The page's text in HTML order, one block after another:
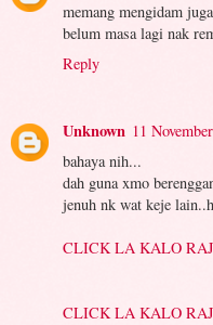
memang mengidam
belum masa lagi nak
Reply
Unknown 11
bahaya nih...
dah guna xmo
jenuh nk wat keje
CLICK LA KALO
CLICK LA KALO